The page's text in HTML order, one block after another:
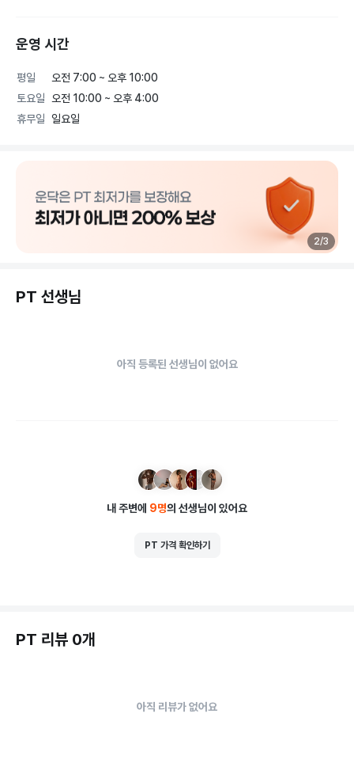
부상 없고 튼튼한 몸을 만들 수 있습니다.
수가 있습니다.
또한 체형이 나빠질수록 관절의 통증이 점점 심해집니다.
운동으로 근육을 잡아서 체형을 바르게 돌려놔야 합니다.
여기서 핵심은 근육을 잡는 것!!
스트레칭입니다
운영 시간
평일
오전 7:00 ~ 오후 10:00
토요일
오전 10:00 ~ 오후 4:00
휴무일
일요일
2/3
PT 선생님
아직 등록된 선생님이 없어요
내 주변에 9명의 선생님이 있어요
PT 가격 확인하기
PT 리뷰 0개
아직 리뷰가 없어요